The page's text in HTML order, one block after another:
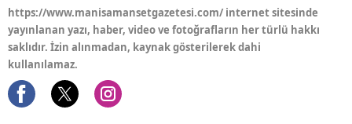
https://www.manisamansetgazetesi.com/ internet sitesinde
yayınlanan yazı, haber, video ve fotoğrafların her türlü hakkı
saklıdır. İzin alınmadan, kaynak gösterilerek dahi
kullanılamaz.